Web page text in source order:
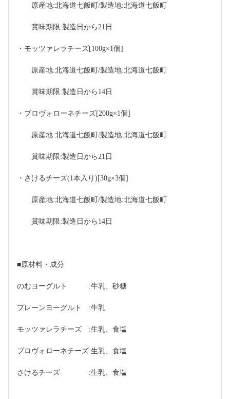
原産地:北海道七飯町/製造地:北海道七飯町
賞味期限:製造日から21日
・モッツァレラチーズ[100g×1個]
原産地:北海道七飯町/製造地:北海道七飯町
賞味期限:製造日から14日
・プロヴォローネチーズ[200g×1個]
原産地:北海道七飯町/製造地:北海道七飯町
賞味期限:製造日から21日
・さけるチーズ(1本入り)[30g×3個]
原産地:北海道七飯町/製造地:北海道七飯町
賞味期限:製造日から14日
■原材料・成分
のむヨーグルト　　　:牛乳、砂糖
プレーンヨーグルト　:牛乳
モッツァレラチーズ　:生乳、食塩
プロヴォローネチーズ:生乳、食塩
さけるチーズ　　　　:生乳、食塩